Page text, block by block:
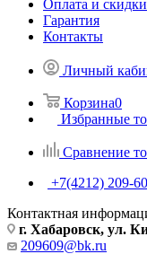
Оплата и скидки
Гарантия
Контакты
Личный
Корзина0
Избранные
Сравнение
+7(4212) 209-
Контактная
г. Хабаровск, ул.
209609@bk.ru